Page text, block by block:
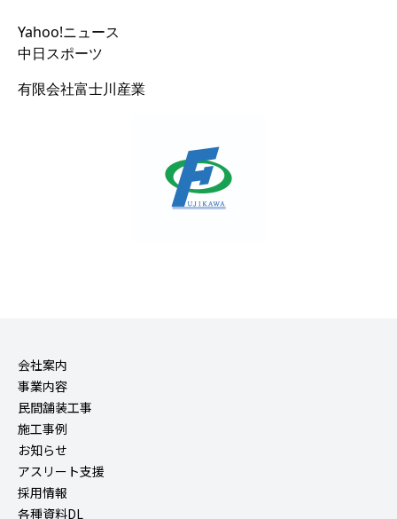
Yahoo!ニュース
中日スポーツ
有限会社富士川産業
会社案内
事業内容
民間舗装工事
施工事例
お知らせ
アスリート支援
採用情報
各種資料DL